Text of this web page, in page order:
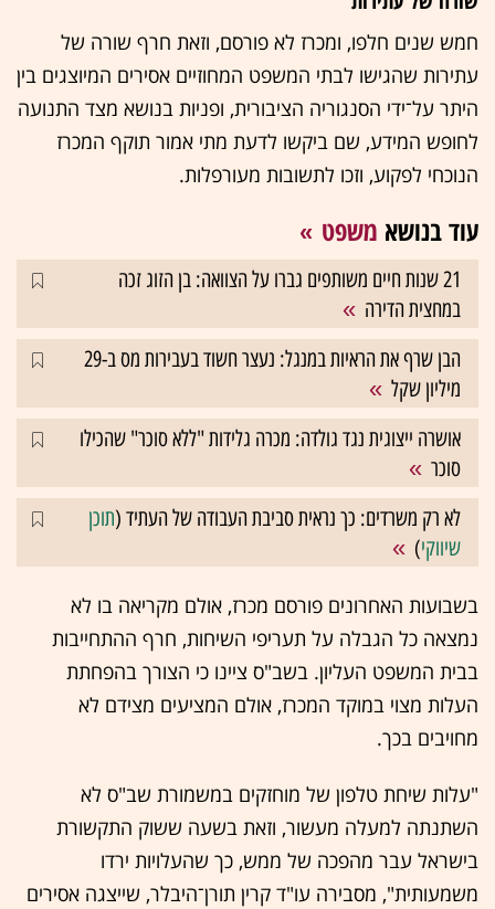
חמש שנים חלפו, ומכרז לא פורסם, וזאת חרף שורה של
עתירות שהגישו לבתי המשפט המחוזיים אסירים המיוצגים בין
היתר על־ידי הסנגוריה הציבורית, ופניות בנושא מצד התנועה
לחופש המידע, שם ביקשו לדעת מתי אמור תוקף המכרז
הנוכחי לפקוע, וזכו לתשובות מעורפלות.
עוד בנושא משפט
21 שנות חיים משותפים גברו על הצוואה: בן הזוג זכה
במחצית הדירה
הבן שרף את הראיות במנגל: נעצר חשוד בעבירות מס ב-29
מיליון שקל
אושרה ייצוגית נגד גולדה: מכרה גלידות "ללא סוכר" שהכילו
סוכר
לא רק משרדים: כך נראית סביבת העבודה של העתיד (תוכן
שיווקי)
בשבועות האחרונים פורסם מכרז, אולם מקריאה בו לא
נמצאה כל הגבלה על תעריפי השיחות, חרף ההתחייבות
בבית המשפט העליון. בשב"ס ציינו כי הצורך בהפחתת
העלות מצוי במוקד המכרז, אולם המציעים מצידם לא
מחויבים בכך.
"עלות שיחת טלפון של מוחזקים במשמורת שב"ס לא
השתנתה למעלה מעשור, וזאת בשעה ששוק התקשורת
בישראל עבר מהפכה של ממש, כך שהעלויות ירדו
משמעותית", מסבירה עו"ד קרין תורן־היבלר, שייצגה אסירים